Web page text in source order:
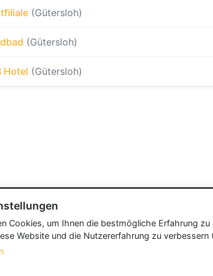
(Gütersloh)
(Gütersloh)
Hotel (Gütersloh)
Cookies, um Ihnen die bestmögliche Erfahrung
Website und die Nutzererfahrung zu